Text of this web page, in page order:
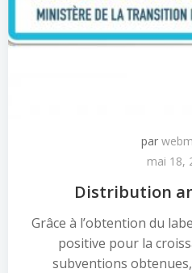
par
mai 18,
Distribution
Grâce à l’obtention du
positive pour la
subventions